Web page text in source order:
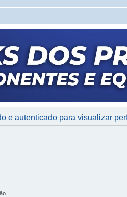
e autenticado para visualizar